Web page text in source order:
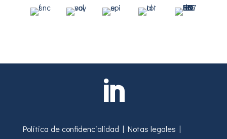

Política de confidencialidad | Notas legales |